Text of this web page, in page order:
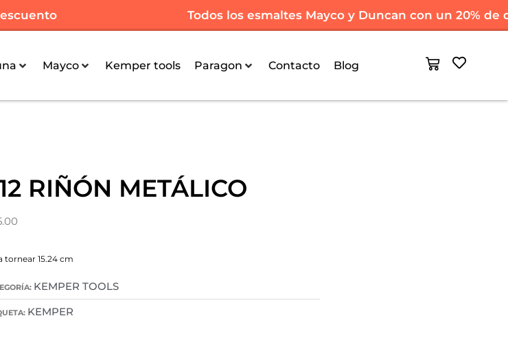
Todos los esmaltes Mayco y Duncan con un 20% de
Mayco Kemper tools Paragon Contacto Blog
RIÑÓN METÁLICO
tornear 15.24 cm
KEMPER TOOLS
KEMPER